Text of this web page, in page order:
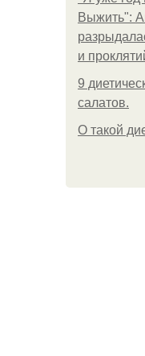
Выжить":
и
9
салатов.
О такой